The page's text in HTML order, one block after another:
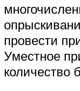
провести
Уместное
количество